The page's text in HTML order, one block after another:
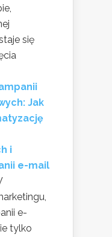
się
Jak
i
e-mail
e-
tylko